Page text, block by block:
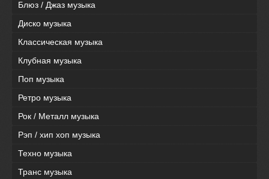
Блюз / Джаз музыка
Диско музыка
Классическая музыка
Клубная музыка
Поп музыка
Ретро музыка
Рок / Металл музыка
Рэп / хип хоп музыка
Техно музыка
Транс музыка